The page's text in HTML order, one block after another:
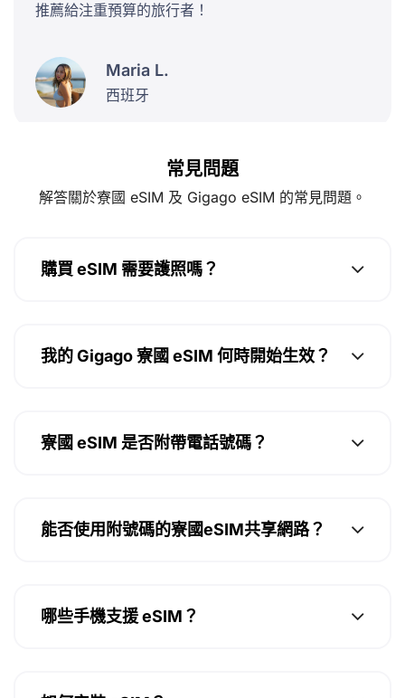
推薦給注重預算的旅行者！
Maria L.
西班牙
常見問題
解答關於寮國 eSIM 及 Gigago eSIM 的常見問題。
購買 eSIM 需要護照嗎？
我的 Gigago 寮國 eSIM 何時開始生效？
寮國 eSIM 是否附帶電話號碼？
能否使用附號碼的寮國eSIM共享網路？
哪些手機支援 eSIM？